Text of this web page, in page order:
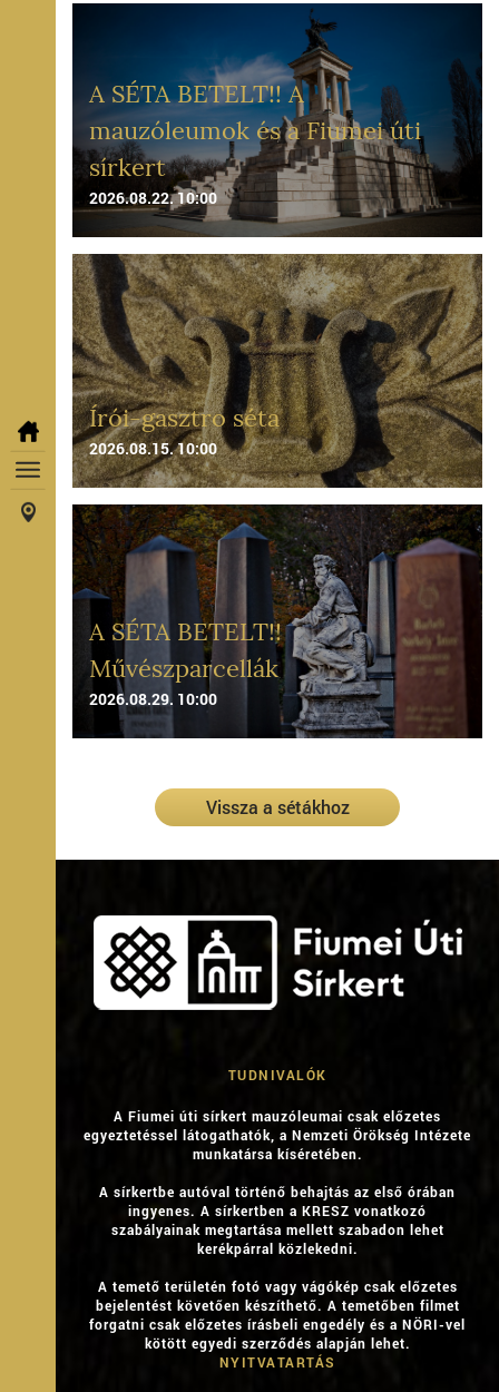
A SÉTA BETELT!! A
mauzóleumok és a Fiumei úti
sírkert
2026.08.22. 10:00
Írói-gasztro séta
2026.08.15. 10:00
A SÉTA BETELT!!
Művészparcellák
2026.08.29. 10:00
Vissza a sétákhoz
TUDNIVALÓK
A Fiumei úti sírkert mauzóleumai csak előzetes
egyeztetéssel látogathatók, a Nemzeti Örökség Intézete
munkatársa kíséretében.
A sírkertbe autóval történő behajtás az első órában
ingyenes. A sírkertben a KRESZ vonatkozó
szabályainak megtartása mellett szabadon lehet
kerékpárral közlekedni.
A temető területén fotó vagy vágókép csak előzetes
bejelentést követően készíthető. A temetőben filmet
forgatni csak előzetes írásbeli engedély és a NÖRI-vel
kötött egyedi szerződés alapján lehet.
NYITVATARTÁS